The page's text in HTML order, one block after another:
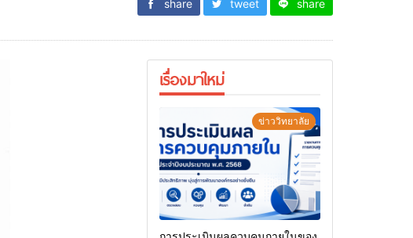
share tweet share
เรื่องมาใหม่
ข่าววิทยาลัย